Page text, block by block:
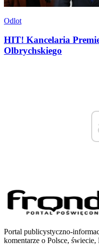
Odlot
HIT! Kancelaria
Olbrychskiego
Portal publicystyczno-
komentarze o Polsce,